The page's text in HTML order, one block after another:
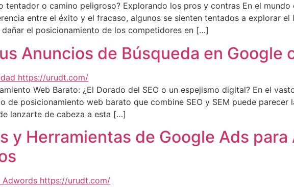
tentador o camino peligroso? Explorando los pros y contras En el
entre el éxito y el fracaso, algunos se sienten tentados a explorar
el posicionamiento de los competidores en […]
Anuncios de Búsqueda en Google
Web Barato: ¿El Dorado del SEO o un espejismo digital? En el
de posicionamiento web barato que combine SEO y SEM puede
lanzarte de cabeza a esta […]
y Herramientas de Google Ads